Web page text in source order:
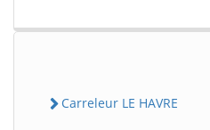
Carreleur LE HAVRE